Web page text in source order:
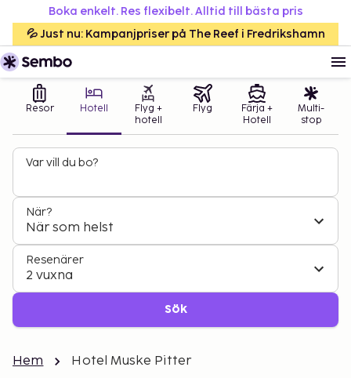
Boka enkelt. Res flexibelt. Alltid till bästa pris
💦 Just nu: Kampanjpriser på The Reef i Fredrikshamn
Resor Hotell
Flyg +
hotell
Flyg
Färja +
Hotell
Multi-
stop
Var vill du bo?
När?
När som helst
Resenärer
2 vuxna
Sök
Hem Hotel Muske Pitter